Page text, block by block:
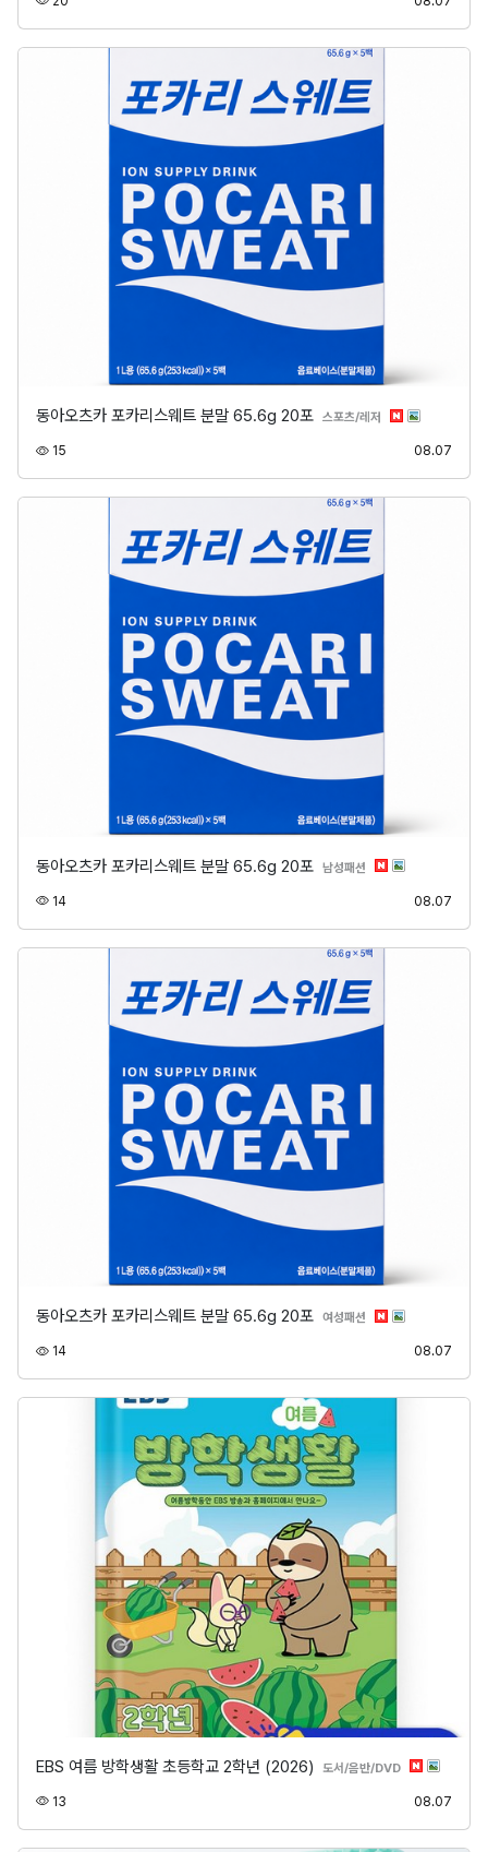
동아오츠카 포카리스웨트 분말 65.6g 20포 스포츠/레저 분류
15 08.07
동아오츠카 포카리스웨트 분말 65.6g 20포 남성패션 분류
14조회 08.07
동아오츠카 포카리스웨트 분말 65.6g 20포 여성패션 분류
14조회 08.07
EBS 여름 방학생활 초등학교 2학년 (2026) 도서/음반/DVD분류
13 08.07